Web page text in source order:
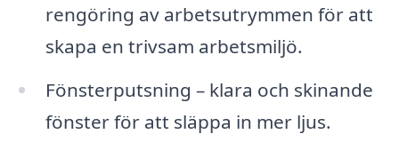
rengöring av arbetsutrymmen för att
skapa en trivsam arbetsmiljö.
Fönsterputsning – klara och skinande
fönster för att släppa in mer ljus.